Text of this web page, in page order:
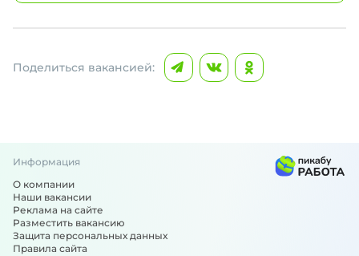
Поделиться вакансией:
Информация
О компании
Наши вакансии
Реклама на сайте
Разместить вакансию
Защита персональных данных
Правила сайта